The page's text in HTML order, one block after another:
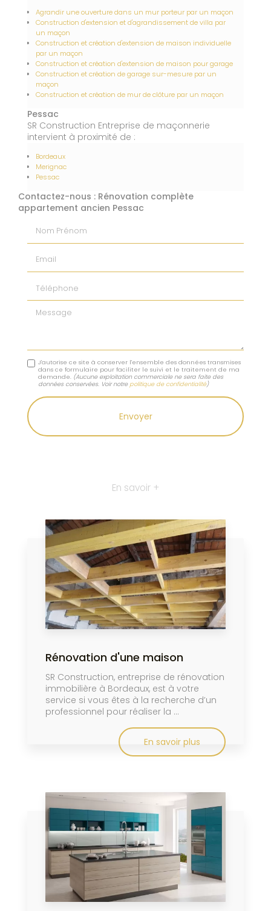
Agrandir une ouverture dans un mur porteur par un maçon
Construction d'extension et d'agrandissement de villa par
un maçon
Construction et création d'extension de maison individuelle
par un maçon
Construction et création d'extension de maison pour garage
Construction et création de garage sur-mesure par un
maçon
Construction et création de mur de clôture par un maçon
Pessac
SR Construction Entreprise de maçonnerie
intervient à proximité de :
Bordeaux
Merignac
Pessac
Contactez-nous : Rénovation complète
appartement ancien Pessac
Message
J'autorise ce site à conserver l'ensemble des données transmises
dans ce formulaire pour faciliter le suivi et le traitement de ma
demande. (Aucune exploitation commerciale ne sera faite des
données conservées. Voir notre politique de confidentialité)
En savoir +
Rénovation d'une maison
SR Construction, entreprise de rénovation
immobilière à Bordeaux, est à votre
service si vous êtes à la recherche d’un
professionnel pour réaliser la ...
En savoir plus